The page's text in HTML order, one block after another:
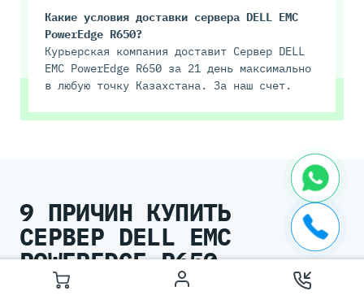
Какие условия доставки сервера DELL EMC
PowerEdge R650?
Курьерская компания доставит Сервер DELL
EMC PowerEdge R650 за 21 день максимально
в любую точку Казахстана. За наш счет.
9 ПРИЧИН КУПИТЬ
СЕРВЕР DELL EMC
POWEREDGE R650
В SERVERMALL